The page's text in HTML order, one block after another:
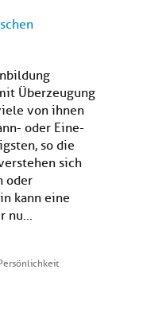
Überzeugung
von ihnen
oder Eine-
so die
sich
oder
kann eine
nu...